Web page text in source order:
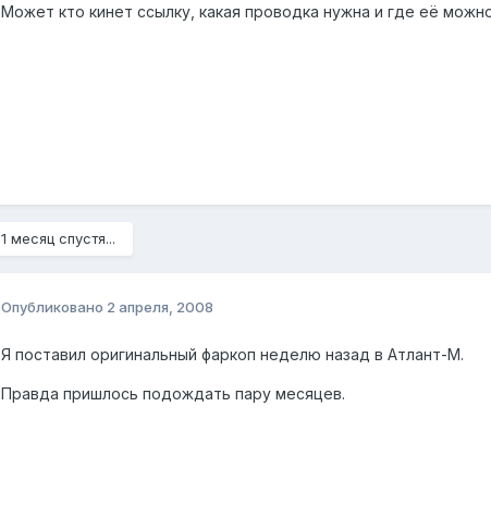
Может кто кинет ссылку, какая проводка нужна и где её
1 месяц спустя...
Опубликовано 2 апреля, 2008
Я поставил оригинальный фаркоп неделю назад в Атлант-М.
Правда пришлось подождать пару месяцев.